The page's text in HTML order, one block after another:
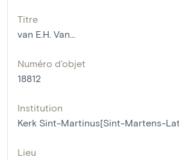
Titre
van E.H. Van...
Numéro d'objet
18812
Institution
Kerk Sint-Martinus[Sint-Martens-
Lieu